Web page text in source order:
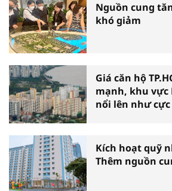
Nguồn cung
khó giảm
Giá căn hộ
mạnh, khu vực
nổi lên như
Kích hoạt quỹ
Thêm nguồn